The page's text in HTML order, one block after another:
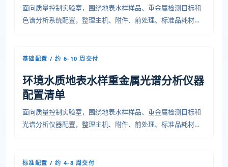
面向质量控制实验室，围绕地表水样样品、重金属检测目标和
色谱分析系统配置，整理主机、附件、前处理、标准品耗材、
基础配置 / 约 6-10 周交付
环境水质地表水样重金属光谱分析仪器
配置清单
面向质量控制实验室，围绕地表水样样品、重金属检测目标和
光谱分析仪器配置，整理主机、附件、前处理、标准品耗材、
标准配置 / 约 4-8 周交付